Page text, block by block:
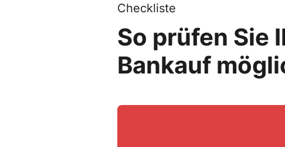
Checkliste
So prüfen Sie
Bankauf